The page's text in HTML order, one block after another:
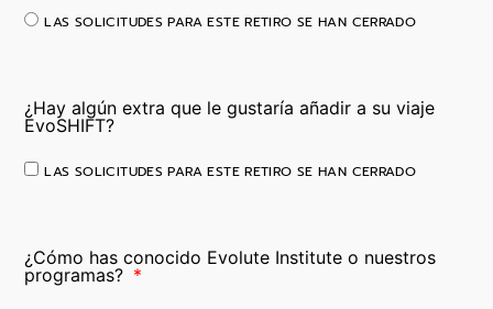
LAS SOLICITUDES PARA ESTE RETIRO SE HAN CERRADO
¿Hay algún extra que le gustaría añadir a su viaje
EvoSHIFT?
LAS SOLICITUDES PARA ESTE RETIRO SE HAN CERRADO
¿Cómo has conocido Evolute Institute o nuestros
programas?